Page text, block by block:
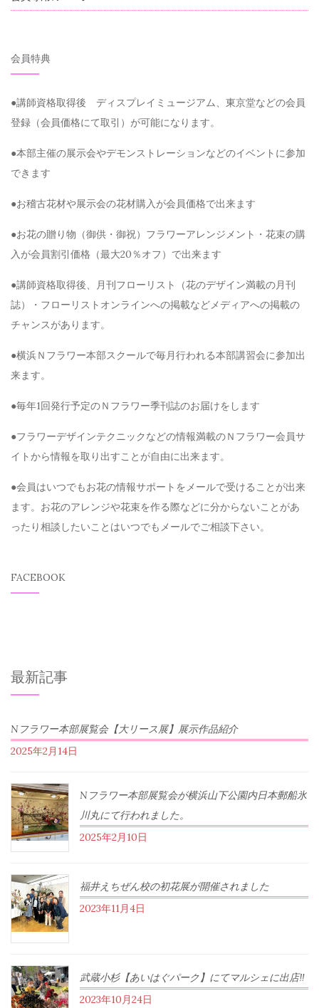
会員特典
●講師資格取得後 ディスプレイミュージアム、東京堂などの会員
登録（会員価格にて取引）が可能になります。
●本部主催の展示会やデモンストレーションなどのイベントに参加
できます
●お稽古花材や展示会の花材購入が会員価格で出来ます
●お花の贈り物（御供・御祝）フラワーアレンジメント・花束の購
入が会員割引価格（最大20％オフ）で出来ます
●講師資格取得後、月刊フローリスト（花のデザイン満載の月刊
誌）・フローリストオンラインへの掲載などメディアへの掲載の
チャンスがあります。
●横浜Ｎフラワー本部スクールで毎月行われる本部講習会に参加出
来ます。
●毎年1回発行予定のＮフラワー季刊誌のお届けをします
●フラワーデザインテクニックなどの情報満載のＮフラワー会員サ
イトから情報を取り出すことが自由に出来ます。
●会員はいつでもお花の情報サポートをメールで受けることが出来
ます。お花のアレンジや花束を作る際などに分からないことがあ
ったり相談したいことはいつでもメールでご相談下さい。
FACEBOOK
最新記事
Nフラワー本部展覧会【大リース展】展示作品紹介
2025年2月14日
Nフラワー本部展覧会が横浜山下公園内日本郵船氷
川丸にて行われました。
2025年2月10日
福井えちぜん校の初花展が開催されました
2023年11月4日
武蔵小杉【あいはぐパーク】にてマルシェに出店‼︎
2023年10月24日